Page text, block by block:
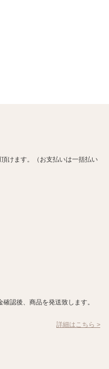
けます。（お支払いは一括払い
認後、商品を発送致します。
詳細はこちら >